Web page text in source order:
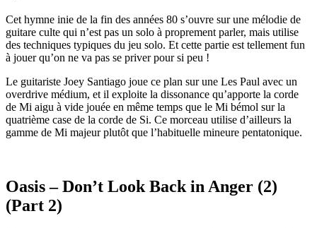
Cet hymne inie de la fin des années 80 s’ouvre sur une mélodie de
guitare culte qui n’est pas un solo à proprement parler, mais utilise
des techniques typiques du jeu solo. Et cette partie est tellement fun
à jouer qu’on ne va pas se priver pour si peu !
Le guitariste Joey Santiago joue ce plan sur une Les Paul avec un
overdrive médium, et il exploite la dissonance qu’apporte la corde
de Mi aigu à vide jouée en même temps que le Mi bémol sur la
quatrième case de la corde de Si. Ce morceau utilise d’ailleurs la
gamme de Mi majeur plutôt que l’habituelle mineure pentatonique.
Oasis – Don’t Look Back in Anger (2)
(Part 2)